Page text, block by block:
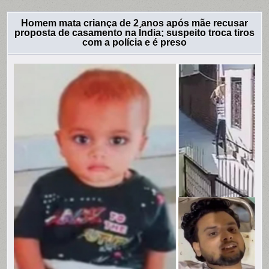
Homem mata criança de 2 anos após mãe recusar
proposta de casamento na Índia; suspeito troca tiros
com a polícia e é preso